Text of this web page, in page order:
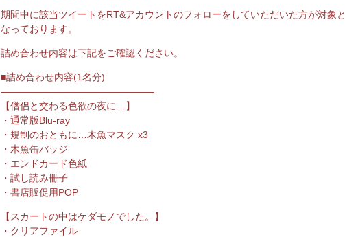
期間中に該当ツイートをRT&アカウントのフォローをしていただいた方が対象と
なっております。
詰め合わせ内容は下記をご確認ください。
■詰め合わせ内容(1名分)
————————————————
【僧侶と交わる色欲の夜に…】
・通常版Blu-ray
・規制のおともに…木魚マスク x3
・木魚缶バッジ
・エンドカード色紙
・試し読み冊子
・書店販促用POP
【スカートの中はケダモノでした。】
・クリアファイル